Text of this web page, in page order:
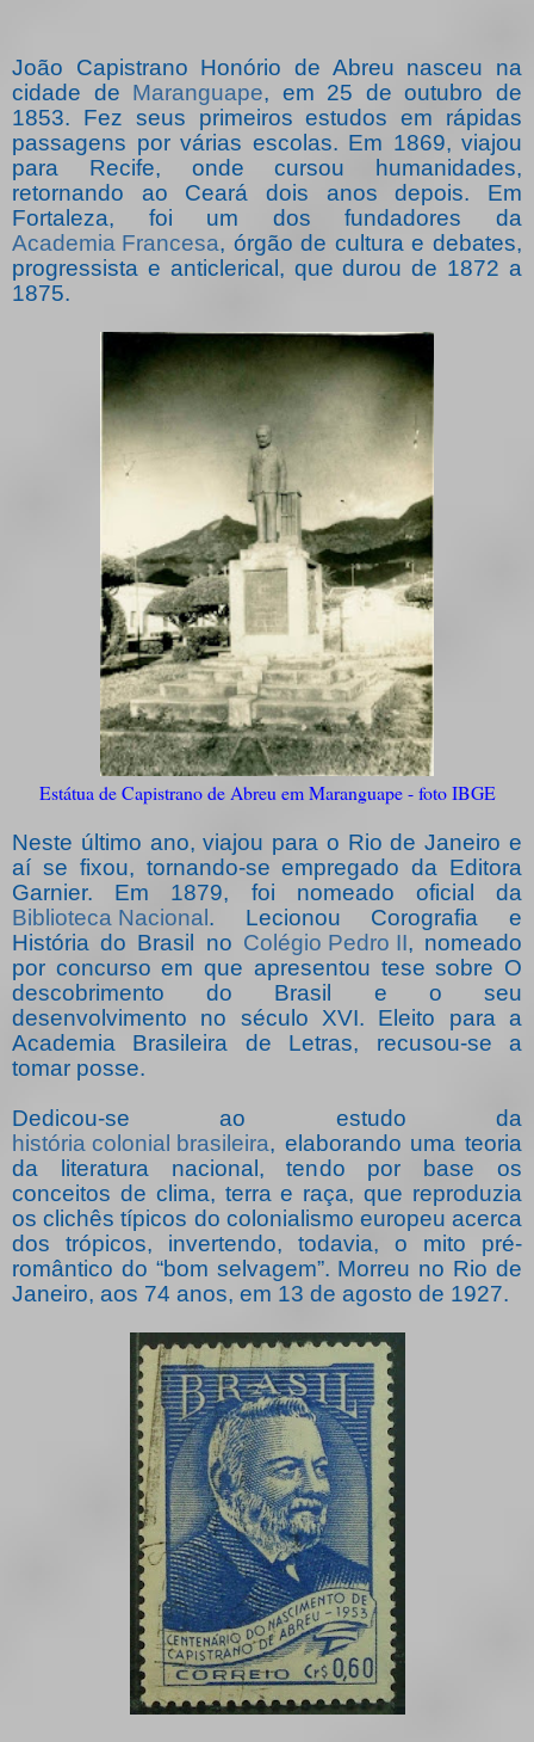
João Capistrano Honório de Abreu nasceu na
cidade de Maranguape, em 25 de outubro de
1853. Fez seus primeiros estudos em rápidas
passagens por várias escolas. Em 1869, viajou
para Recife, onde cursou humanidades,
retornando ao Ceará dois anos depois. Em
Fortaleza, foi um dos fundadores da
Academia Francesa, órgão de cultura e debates,
progressista e anticlerical, que durou de 1872 a
1875.
Estátua de Capistrano de Abreu em Maranguape - foto IBGE
Neste último ano, viajou para o Rio de Janeiro e
aí se fixou, tornando-se empregado da Editora
Garnier. Em 1879, foi nomeado oficial da
Biblioteca Nacional. Lecionou Corografia e
História do Brasil no Colégio Pedro II, nomeado
por concurso em que apresentou tese sobre O
descobrimento do Brasil e o seu
desenvolvimento no século XVI. Eleito para a
Academia Brasileira de Letras, recusou-se a
tomar posse.
Dedicou-se ao estudo da
história colonial brasileira, elaborando uma teoria
da literatura nacional, tendo por base os
conceitos de clima, terra e raça, que reproduzia
os clichês típicos do colonialismo europeu acerca
dos trópicos, invertendo, todavia, o mito pré-
romântico do “bom selvagem”. Morreu no Rio de
Janeiro, aos 74 anos, em 13 de agosto de 1927.